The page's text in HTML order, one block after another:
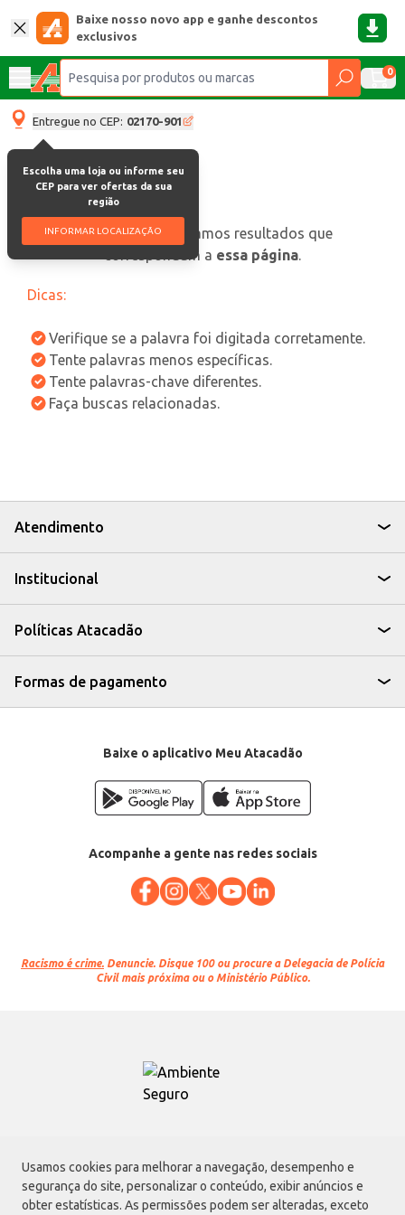
Usamos cookies para melhorar a navegação, desempenho e
segurança do site, personalizar o conteúdo, exibir anúncios e
obter estatísticas. As permissões podem ser alteradas, exceto
Baixe nosso novo app e ganhe descontos
exclusivos
0
Entregue no CEP: 02170-901
Escolha uma loja ou informe seu
CEP para ver ofertas da sua
região
INFORMAR LOCALIZAÇÃO
oops, não encontramos resultados que
correspondam a essa página.
Dicas:
Verifique se a palavra foi digitada corretamente.
Tente palavras menos específicas.
Tente palavras-chave diferentes.
Faça buscas relacionadas.
Atendimento
Institucional
Políticas Atacadão
Formas de pagamento
Baixe o aplicativo Meu Atacadão
Acompanhe a gente nas redes sociais
Racismo é crime. Denuncie. Disque 100 ou procure a Delegacia de Polícia
Civil mais próxima ou o Ministério Público.
Atacadão S.A.
Avenida Morvan Dias de Figueiredo, 6169, Vila Maria, São Paulo - SP | CEP
02170-901 | CNPJ: 75.315.333/0001-09